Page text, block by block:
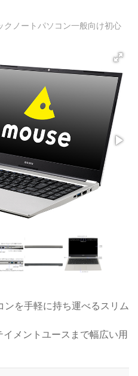
ク ノートパソコン一般向け初心
を手軽に持ち運べるスリム
メントユースまで幅広い用